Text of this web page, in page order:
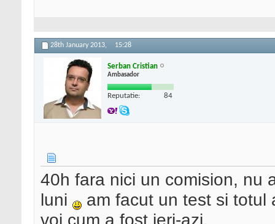
28th January 2013, 15:28
Serban Cristian
Ambasador
Reputatie: 84
40h fara nici un comision, nu
luni
am facut un test si totul
voi cum a fost ieri-azi.